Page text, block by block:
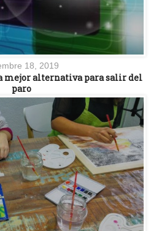
18, 2019
mejor alternativa para salir del
paro